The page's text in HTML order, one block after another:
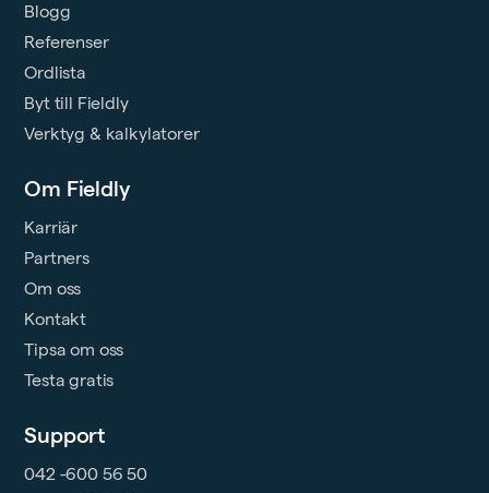
Support
042 -600 56 50
Blogg
Referenser
Ordlista
Byt till Fieldly
Verktyg & kalkylatorer
Om Fieldly
Karriär
Partners
Om oss
Kontakt
Tipsa om oss
Testa gratis